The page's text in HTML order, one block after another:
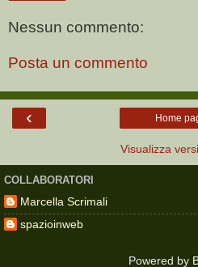
Nessun commento:
Posta un commento
‹ Home
Visualizza
COLLABORATORI
Marcella Scrimali
spazioinweb
Powered by